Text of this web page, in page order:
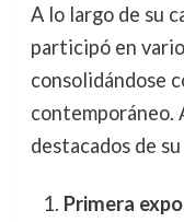
A lo largo de su
participó en
consolidándose
contemporáneo.
destacados de
Primera